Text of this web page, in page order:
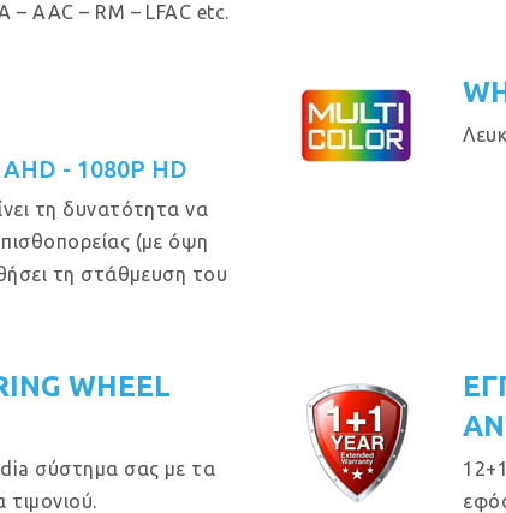
AAC – RM – LFAC etc.
- 1080P HD
τη δυνατότητα να
(με όψη
τη στάθμευση του
WHEEL
σύστημα σας με τα
τιμονιού.